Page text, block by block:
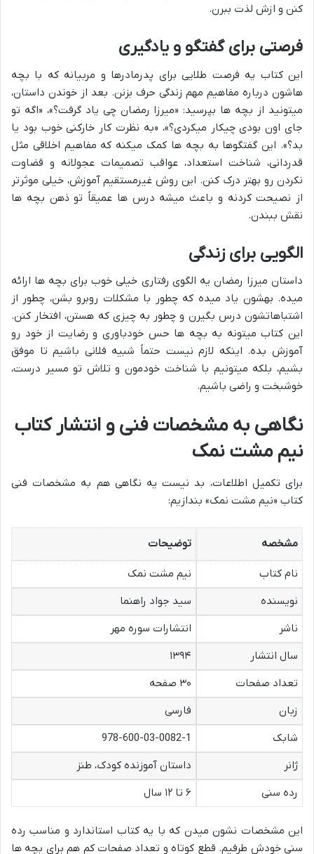
کنن و ازش لذت ببرن.
فرصتی برای گفتگو و یادگیری
این کتاب یه فرصت طلایی برای پدرمادرها و مربیانه که با بچه
هاشون درباره مفاهیم مهم زندگی حرف بزنن. بعد از خوندن داستان،
میتونید از بچه ها بپرسید: «میرزا رمضان چی یاد گرفت؟»، «اگه تو
جای اون بودی چیکار میکردی؟»، «به نظرت کار خارکنی خوب بود یا
بد؟». این گفتگوها به بچه ها کمک میکنه که مفاهیم اخلاقی مثل
قدردانی، شناخت استعداد، عواقب تصمیمات عجولانه و قضاوت
نکردن رو بهتر درک کنن. این روش غیرمستقیم آموزش، خیلی موثرتر
از نصیحت کردنه و باعث میشه درس ها عمیقاً تو ذهن بچه ها
نقش ببندن.
الگویی برای زندگی
داستان میرزا رمضان یه الگوی رفتاری خیلی خوب برای بچه ها ارائه
میده. بهشون یاد میده که چطور با مشکلات روبرو بشن، چطور از
اشتباهاتشون درس بگیرن و چطور به چیزی که هستن، افتخار کنن.
این کتاب میتونه به بچه ها حس خودباوری و رضایت از خود رو
آموزش بده. اینکه لازم نیست حتماً شبیه فلانی باشیم تا موفق
بشیم، بلکه میتونیم با شناخت خودمون و تلاش تو مسیر درست،
خوشبخت و راضی باشیم.
نگاهی به مشخصات فنی و انتشار کتاب
نیم مشت نمک
برای تکمیل اطلاعات، بد نیست یه نگاهی هم به مشخصات فنی
کتاب «نیم مشت نمک» بندازیم:
مشخصه توضیحات
نام کتاب
نیم مشت نمک
نویسنده
سید جواد راهنما
ناشر
انتشارات سوره مهر
سال انتشار
۱۳۹۴
تعداد صفحات
۳۰ صفحه
زبان
فارسی
شابک
978-600-03-0082-1
ژانر
داستان آموزنده کودک، طنز
رده سنی
۶ تا ۱۲ سال
این مشخصات نشون میدن که با یه کتاب استاندارد و مناسب رده
سنی خودش طرفیم. قطع کوتاه و تعداد صفحات کم هم برای بچه ها